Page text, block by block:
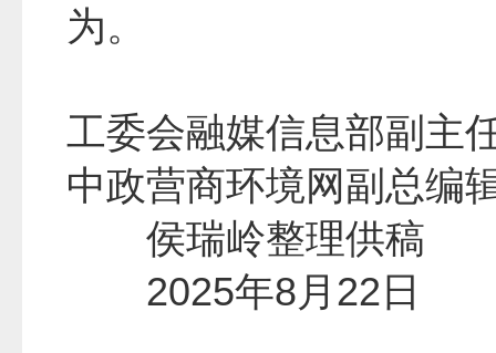
为。
工委会融媒信息部副主
中政营商环境网副总编
侯瑞岭整理供
2025年8月22